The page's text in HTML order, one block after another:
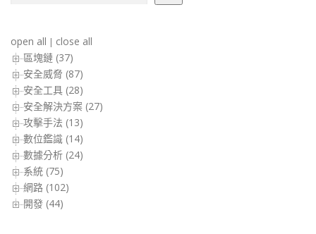
open all | close all
區塊鏈 (37)
安全威脅 (87)
安全工具 (28)
安全解決方案 (27)
攻擊手法 (13)
數位鑑識 (14)
數據分析 (24)
系統 (75)
網路 (102)
開發 (44)